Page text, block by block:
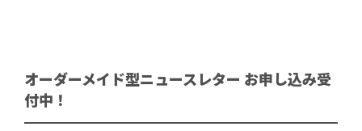
オーダーメイド型ニュースレター お申し込み受
付中！